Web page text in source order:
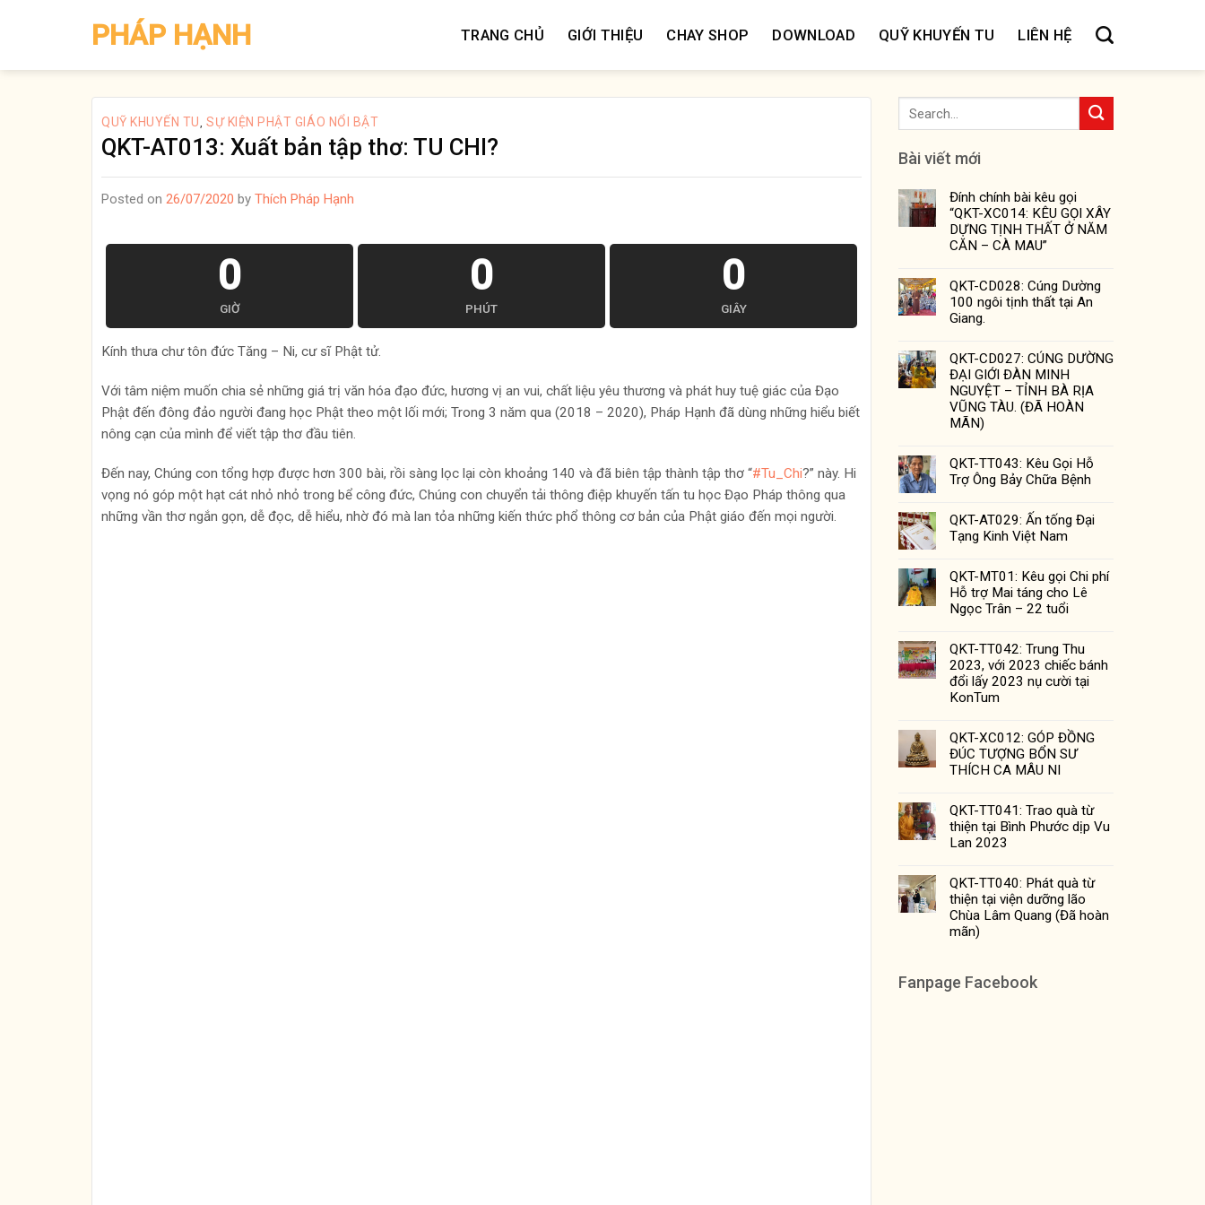
PHÁP HẠNH TRANG CHỦ GIỚI THIỆU CHAY SHOP DOWNLOAD QUỸ KHUYẾN TU LIÊN HỆ
QUỸ KHUYẾN TU, SỰ KIỆN PHẬT GIÁO NỔI BẬT
QKT-AT013: Xuất bản tập thơ: TU CHI?
Posted on 26/07/2020 by Thích Pháp Hạnh
0
GIỜ
0
PHÚT
0
GIÂY
Kính thưa chư tôn đức Tăng – Ni, cư sĩ Phật tử.
Với tâm niệm muốn chia sẻ những giá trị văn hóa đạo đức, hương vị an vui, chất liệu yêu thương và phát huy tuệ giác của Đạo
Phật đến đông đảo người đang học Phật theo một lối mới; Trong 3 năm qua (2018 – 2020), Pháp Hạnh đã dùng những hiểu biết
nông cạn của mình để viết tập thơ đầu tiên.
Đến nay, Chúng con tổng hợp được hơn 300 bài, rồi sàng lọc lại còn khoảng 140 và đã biên tập thành tập thơ “#Tu_Chi?” này. Hi
vọng nó góp một hạt cát nhỏ nhỏ trong bể công đức, Chúng con chuyển tải thông điệp khuyến tấn tu học Đạo Pháp thông qua
những vần thơ ngắn gọn, dễ đọc, dễ hiểu, nhờ đó mà lan tỏa những kiến thức phổ thông cơ bản của Phật giáo đến mọi người.
Bài viết mới
Đính chính bài kêu gọi
“QKT-XC014: KÊU GỌI XÂY
DỰNG TỊNH THẤT Ở NĂM
CĂN – CÀ MAU”
QKT-CD028: Cúng Dường
100 ngôi tịnh thất tại An
Giang.
QKT-CD027: CÚNG DƯỜNG
ĐẠI GIỚI ĐÀN MINH
NGUYỆT – TỈNH BÀ RỊA
VŨNG TÀU. (ĐÃ HOÀN
MÃN)
QKT-TT043: Kêu Gọi Hỗ
Trợ Ông Bảy Chữa Bệnh
QKT-AT029: Ấn tống Đại
Tạng Kinh Việt Nam
QKT-MT01: Kêu gọi Chi phí
Hỗ trợ Mai táng cho Lê
Ngọc Trân – 22 tuổi
QKT-TT042: Trung Thu
2023, với 2023 chiếc bánh
đổi lấy 2023 nụ cười tại
KonTum
QKT-XC012: GÓP ĐỒNG
ĐÚC TƯỢNG BỔN SƯ
THÍCH CA MÂU NI
QKT-TT041: Trao quà từ
thiện tại Bình Phước dịp Vu
Lan 2023
QKT-TT040: Phát quà từ
thiện tại viện dưỡng lão
Chùa Lâm Quang (Đã hoàn
mãn)
Fanpage Facebook